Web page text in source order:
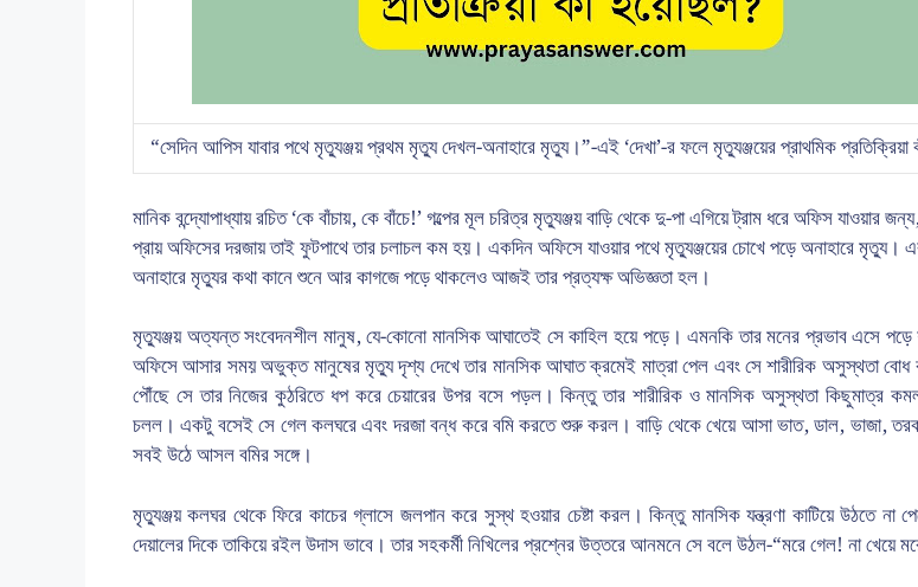
“সেদিন আপিস যাবার পথে মৃত্যুঞ্জয় প্রথম মৃত্যু দেখল-অনাহারে মৃত্যু।”-এই ‘দেখা’-র ফলে মৃত্যুঞ্জয়ের প্রাথমিক প্রতিক্রিয়া
মানিক বন্দ্যোপাধ্যায় রচিত ‘কে বাঁচায়, কে বাঁচে!’ গল্পের মূল চরিত্র মৃত্যুঞ্জয় বাড়ি থেকে দু-পা এগিয়ে ট্রাম ধরে অফিস যাওয়ার
প্রায় অফিসের দরজায় তাই ফুটপাথে তার চলাচল কম হয়। একদিন অফিসে যাওয়ার পথে মৃত্যুঞ্জয়ের চোখে পড়ে অনাহারে মৃত্যু।
অনাহারে মৃত্যুর কথা কানে শুনে আর কাগজে পড়ে থাকলেও আজই তার প্রত্যক্ষ অভিজ্ঞতা হল।
মৃত্যুঞ্জয় অত্যন্ত সংবেদনশীল মানুষ, যে-কোনো মানসিক আঘাতেই সে কাহিল হয়ে পড়ে। এমনকি তার মনের প্রভাব এসে পড়ে
অফিসে আসার সময় অভুক্ত মানুষের মৃত্যু দৃশ্য দেখে তার মানসিক আঘাত ক্রমেই মাত্রা পেল এবং সে শারীরিক অসুস্থতা
পৌঁছে সে তার নিজের কুঠরিতে ধপ করে চেয়ারের উপর বসে পড়ল। কিন্তু তার শারীরিক ও মানসিক অসুস্থতা কিছুমাত্র
চলল। একটু বসেই সে গেল কলঘরে এবং দরজা বন্ধ করে বমি করতে শুরু করল। বাড়ি থেকে খেয়ে আসা ভাত, ডাল, ভাজা,
সবই উঠে আসল বমির সঙ্গে।
মৃত্যুঞ্জয় কলঘর থেকে ফিরে কাচের গ্লাসে জলপান করে সুস্থ হওয়ার চেষ্টা করল। কিন্তু মানসিক যন্ত্রণা কাটিয়ে উঠতে না
দেয়ালের দিকে তাকিয়ে রইল উদাস ভাবে। তার সহকর্মী নিখিলের প্রশ্নের উত্তরে আনমনে সে বলে উঠল-“মরে গেল! না খেয়ে